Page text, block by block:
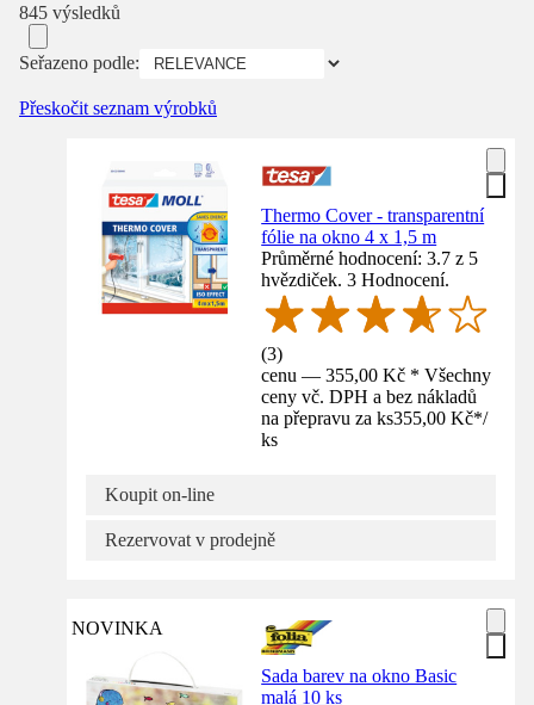
845 výsledků
Seřazeno podle:
Přeskočit seznam výrobků
Thermo Cover - transparentní
fólie na okno 4 x 1,5 m
Průměrné hodnocení: 3.7 z 5
hvězdiček. 3 Hodnocení.
(3)
cenu — 355,00 Kč * Všechny
ceny vč. DPH a bez nákladů
na přepravu za ks355,00 Kč*/
ks
Koupit on-line
Rezervovat v prodejně
NOVINKA
Sada barev na okno Basic
malá 10 ks